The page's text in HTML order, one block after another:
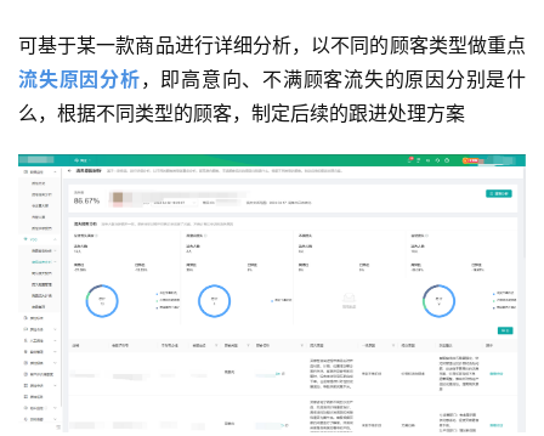
可基于某一款商品进行详细分析，以不同的顾客类型做重点
流失原因分析，即高意向、不满顾客流失的原因分别是什
么，根据不同类型的顾客，制定后续的跟进处理方案